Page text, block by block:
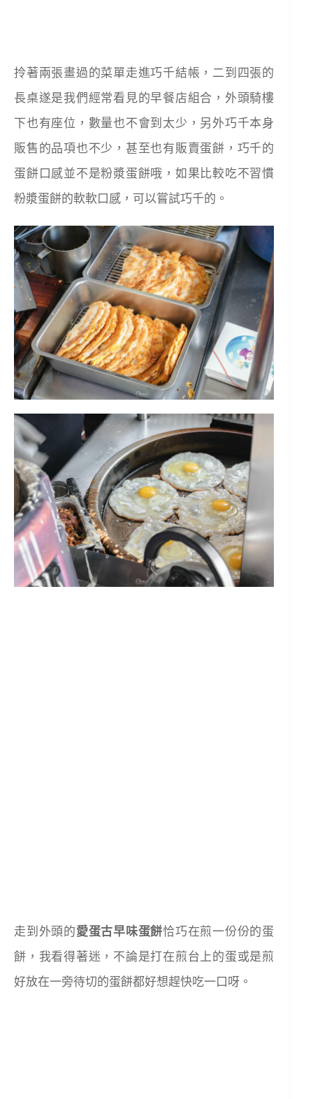
拎著兩張畫過的菜單走進巧千結帳，二到四張的
長桌遂是我們經常看見的早餐店組合，外頭騎樓
下也有座位，數量也不會到太少，另外巧千本身
販售的品項也不少，甚至也有販賣蛋餅，巧千的
蛋餅口感並不是粉漿蛋餅哦，如果比較吃不習慣
粉漿蛋餅的軟軟口感，可以嘗試巧千的。
走到外頭的愛蛋古早味蛋餅恰巧在煎一份份的蛋
餅，我看得著迷，不論是打在煎台上的蛋或是煎
好放在一旁待切的蛋餅都好想趕快吃一口呀。